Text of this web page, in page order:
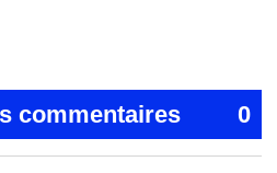
commentaires 0